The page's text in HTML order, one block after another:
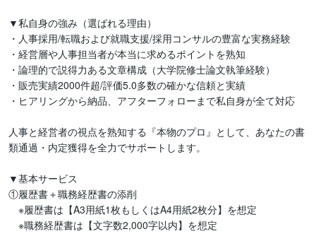
▼私自身の強み（選ばれる理由）
・人事採用/転職および就職支援/採用コンサルの豊富な実務経験
・経営層や人事担当者が本当に求めるポイントを熟知
・論理的で説得力ある文章構成（大学院修士論文執筆経験）
・販売実績2000件超/評価5.0多数の確かな信頼と実績
・ヒアリングから納品、アフターフォローまで私自身が全て対応
人事と経営者の視点を熟知する『本物のプロ』として、あなたの書
類通過・内定獲得を全力でサポートします。
▼基本サービス
①履歴書＋職務経歴書の添削
※履歴書は【A3用紙1枚もしくはA4用紙2枚分】を想定
※職務経歴書は【文字数2,000字以内】を想定